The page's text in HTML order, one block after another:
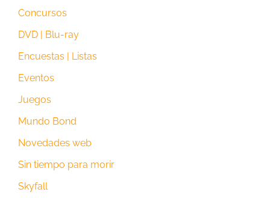
Concursos
DVD | Blu-ray
Encuestas | Listas
Eventos
Juegos
Mundo Bond
Novedades web
Sin tiempo para morir
Skyfall